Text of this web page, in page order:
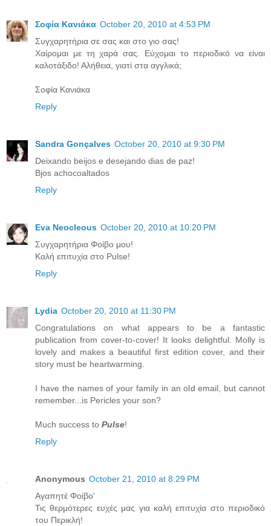
Σοφία Κανιάκα October 20, 2010 at 4:53 PM
Συγχαρητήρια σε σας και στο γιο σας!
Χαίρομαι με τη χαρά σας. Εύχομαι το περιοδικό να είναι
καλοτάξιδο! Αλήθεια, γιατί στα αγγλικά;
Σοφία Κανιάκα
Reply
Sandra Gonçalves October 20, 2010 at 9:30 PM
Deixando beijos e desejando dias de paz!
Bjos achocoaltados
Reply
Eva Neocleous October 20, 2010 at 10:20 PM
Συγχαρητήρια Φοίβο μου!
Καλή επιτυχία στο Pulse!
Reply
Lydia October 20, 2010 at 11:30 PM
Congratulations on what appears to be a fantastic
publication from cover-to-cover! It looks delightful. Molly is
lovely and makes a beautiful first edition cover, and their
story must be heartwarming.
I have the names of your family in an old email, but cannot
remember...is Pericles your son?
Much success to Pulse!
Reply
Anonymous October 21, 2010 at 8:29 PM
Αγαπητέ Φοίβο'
Τις θερμότερες ευχές μας για καλή επιτυχία στο περιοδικό
του Περικλή!